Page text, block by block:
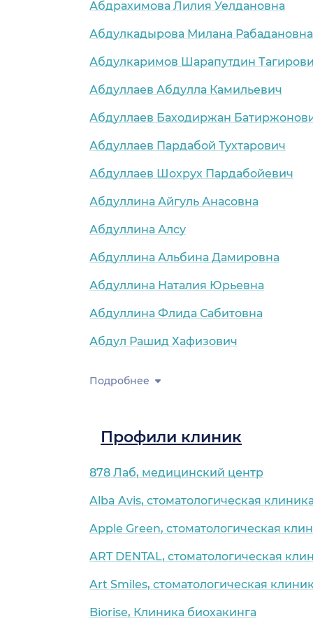
Абдрахимова Лилия Уелдановна
Абдулкадырова Милана Рабадановна
Абдулкаримов Шарапутдин
Абдуллаев Абдулла Камильевич
Абдуллаев Баходиржан
Абдуллаев Пардабой Тухтарович
Абдуллаев Шохрух Пардабойевич
Абдуллина Айгуль Анасовна
Абдуллина Алсу
Абдуллина Альбина Дамировна
Абдуллина Наталия Юрьевна
Абдуллина Флида Сабитовна
Абдул Рашид Хафизович
Подробнее
Профили клиник
878 Лаб, медицинский центр
Alba Avis, стоматологическая
Apple Green, стоматологическая
ART DENTAL, стоматологическая
Art Smiles, стоматологическая
Biorise, Клиника биохакинга